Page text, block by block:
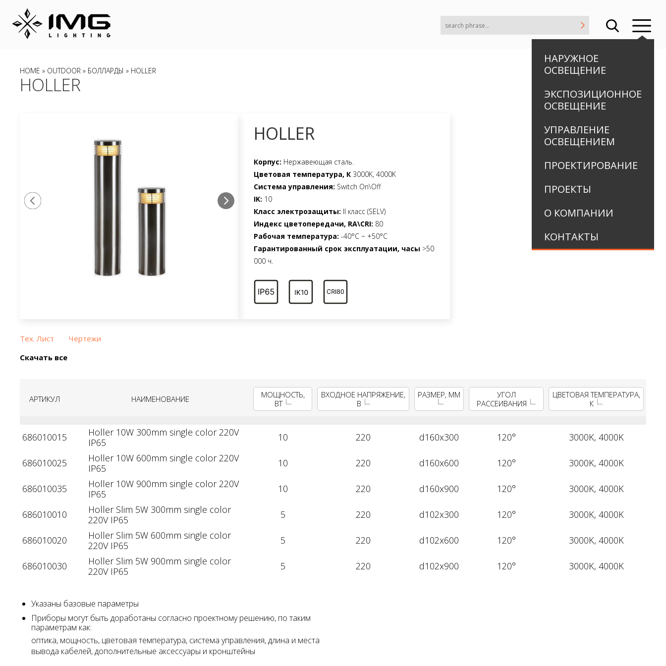
НАРУЖНОЕ
ОСВЕЩЕНИЕ
ЭКСПОЗИЦИОННОЕ
ОСВЕЩЕНИЕ
УПРАВЛЕНИЕ
ОСВЕЩЕНИЕМ
ПРОЕКТИРОВАНИЕ
ПРОЕКТЫ
О КОМПАНИИ
КОНТАКТЫ
HOME » OUTDOOR » БОЛЛАРДЫ » HOLLER
HOLLER
HOLLER
Корпус: Нержавеющая сталь.
Цветовая температура, К 3000K, 4000K
Система управления: Switch On\Off
IK: 10
Класс электрозащиты: II класс (SELV)
Индекс цветопередачи, RA\CRI: 80
Рабочая температура: -40°C ~ +50°C
Гарантированный срок эксплуатации, часы >50
000 ч.
Тех. Лист
Чертежи
Скачать все
АРТИКУЛ НАИМЕНОВАНИЕ
МОЩНОСТЬ,
ВТ
ВХОДНОЕ НАПРЯЖЕНИЕ,
В
РАЗМЕР, ММ
УГОЛ
РАССЕИВАНИЯ
ЦВЕТОВАЯ ТЕМПЕРАТУРА,
К
686010015
Holler 10W 300mm single color 220V
IP65
10 220 d160x300 120° 3000K, 4000K
686010025
Holler 10W 600mm single color 220V
IP65
10 220 d160x600 120° 3000K, 4000K
686010035
Holler 10W 900mm single color 220V
IP65
10 220 d160x900 120° 3000K, 4000K
686010010
Holler Slim 5W 300mm single color
220V IP65
5 220 d102x300 120° 3000K, 4000K
686010020
Holler Slim 5W 600mm single color
220V IP65
5 220 d102x600 120° 3000K, 4000K
686010030
Holler Slim 5W 900mm single color
220V IP65
5 220 d102x900 120° 3000K, 4000K
Указаны базовые параметры
Приборы могут быть доработаны согласно проектному решению, по таким
параметрам как:
оптика, мощность, цветовая температура, система управления, длина и места
вывода кабелей, дополнительные аксессуары и кронштейны